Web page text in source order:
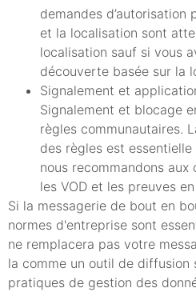
demandes d’autorisation
et la localisation sont
localisation sauf si vous
découverte basée sur la
Signalement et
Signalement et blocage
règles communautaires.
des règles est
nous recommandons
les VOD et les preuves
Si la messagerie de bout en
normes d'entreprise sont
ne remplacera pas votre
la comme un outil de diffusion
pratiques de gestion des